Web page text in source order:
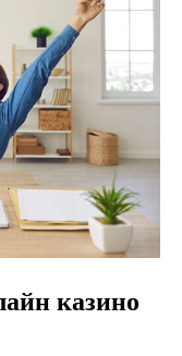
казино